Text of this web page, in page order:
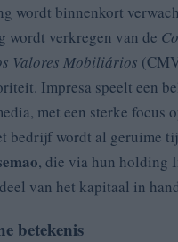
wordt binnenkort
wordt verkregen van de
Valores Mobiliários
Impresa speelt een
met een sterke focus
bedrijf wordt al geruime
, die via hun holding
van het kapitaal in
betekenis